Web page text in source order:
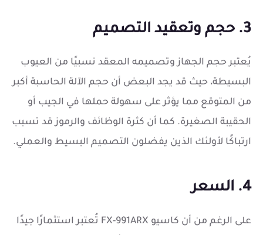
3. حجم وتعقيد التصميم
يُعتبر حجم الجهاز وتصميمه المعقد نسبيًا من العيوب
البسيطة، حيث قد يجد البعض أن حجم الآلة الحاسبة أكبر
من المتوقع مما يؤثر على سهولة حملها في الجيب أو
الحقيبة الصغيرة. كما أن كثرة الوظائف والرموز قد تسبب
ارتباكًا لأولئك الذين يفضلون التصميم البسيط والعملي.
4. السعر
على الرغم من أن كاسيو FX-991ARX تُعتبر استثمارًا جيدًا